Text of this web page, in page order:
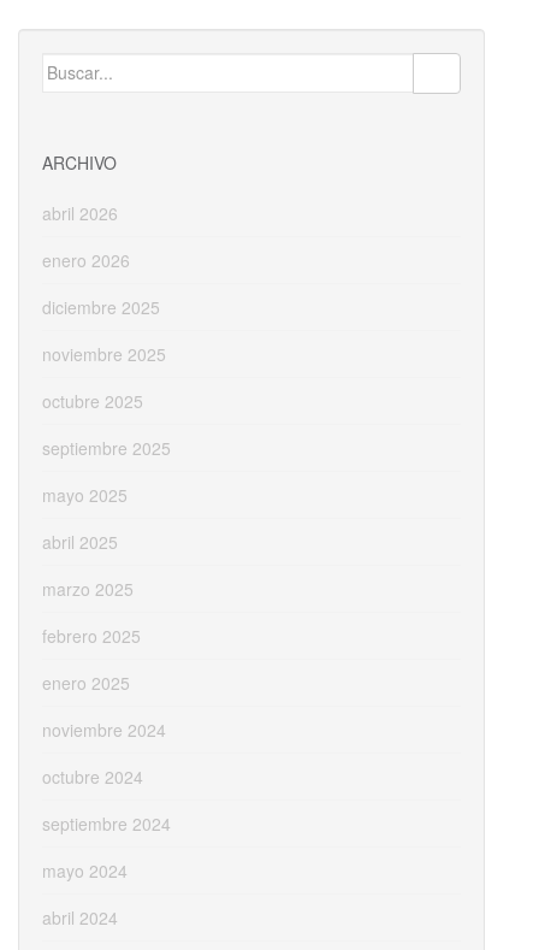
b
o
d l p
Buscar:
ARCHIVO
abril 2026
enero 2026
diciembre 2025
noviembre 2025
octubre 2025
septiembre 2025
mayo 2025
abril 2025
marzo 2025
febrero 2025
enero 2025
noviembre 2024
octubre 2024
septiembre 2024
mayo 2024
abril 2024